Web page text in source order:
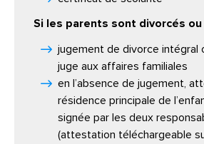
Si les parents sont divorcés
jugement de divorce intégral
juge aux affaires familiales
en l’absence de jugement,
résidence principale de
signée par les deux
(attestation téléchargeable